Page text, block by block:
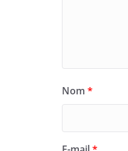
Nom *